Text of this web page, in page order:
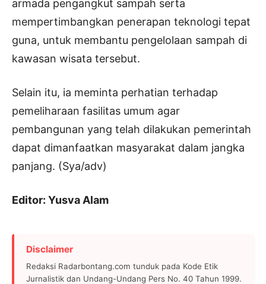
armada pengangkut sampah serta
mempertimbangkan penerapan teknologi tepat
guna, untuk membantu pengelolaan sampah di
kawasan wisata tersebut.
Selain itu, ia meminta perhatian terhadap
pemeliharaan fasilitas umum agar
pembangunan yang telah dilakukan pemerintah
dapat dimanfaatkan masyarakat dalam jangka
panjang. (Sya/adv)
Editor: Yusva Alam
Disclaimer
Redaksi Radarbontang.com tunduk pada Kode Etik
Jurnalistik dan Undang-Undang Pers No. 40 Tahun 1999.